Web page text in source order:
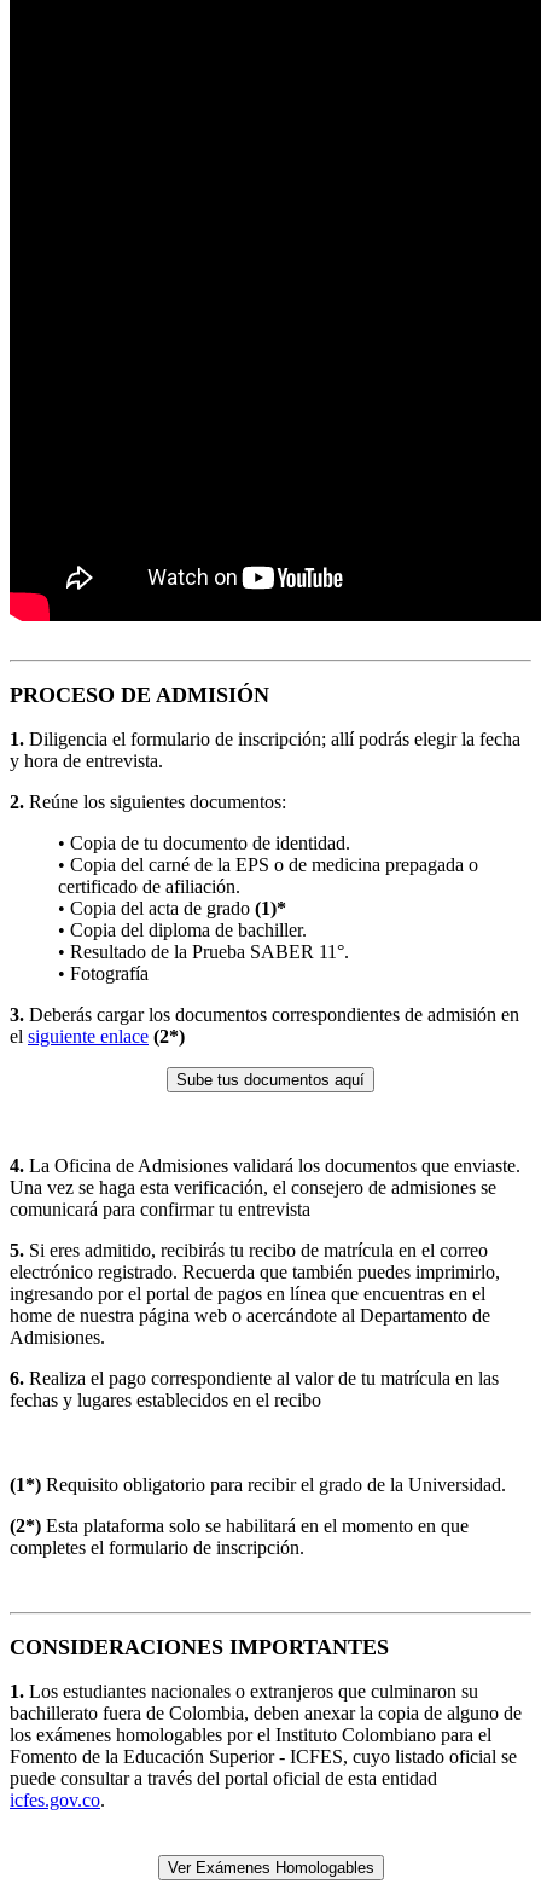
PROCESO DE ADMISIÓN
1. Diligencia el formulario de inscripción; allí podrás elegir la fecha
y hora de entrevista.
2. Reúne los siguientes documentos:
• Copia de tu documento de identidad.
• Copia del carné de la EPS o de medicina prepagada o
certificado de afiliación.
• Copia del acta de grado (1)*
• Copia del diploma de bachiller.
• Resultado de la Prueba SABER 11°.
• Fotografía
3. Deberás cargar los documentos correspondientes de admisión en
el siguiente enlace (2*)
Sube tus documentos aquí
4. La Oficina de Admisiones validará los documentos que enviaste.
Una vez se haga esta verificación, el consejero de admisiones se
comunicará para confirmar tu entrevista
5. Si eres admitido, recibirás tu recibo de matrícula en el correo
electrónico registrado. Recuerda que también puedes imprimirlo,
ingresando por el portal de pagos en línea que encuentras en el
home de nuestra página web o acercándote al Departamento de
Admisiones.
6. Realiza el pago correspondiente al valor de tu matrícula en las
fechas y lugares establecidos en el recibo
(1*) Requisito obligatorio para recibir el grado de la Universidad.
(2*) Esta plataforma solo se habilitará en el momento en que
completes el formulario de inscripción.
CONSIDERACIONES IMPORTANTES
1. Los estudiantes nacionales o extranjeros que culminaron su
bachillerato fuera de Colombia, deben anexar la copia de alguno de
los exámenes homologables por el Instituto Colombiano para el
Fomento de la Educación Superior - ICFES, cuyo listado oficial se
puede consultar a través del portal oficial de esta entidad
icfes.gov.co.
Ver Exámenes Homologables